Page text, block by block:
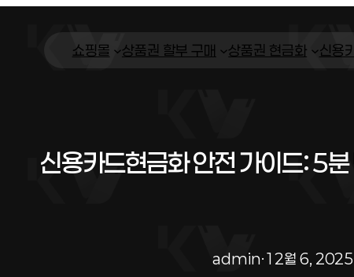
쇼핑몰 상품권 할부 구매 상품권 현금화 신용
신용카드현금화 안전 가이드: 5
admin·12월 6, 2025